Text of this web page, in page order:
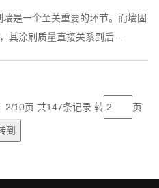
是一个至关重要的环节。而墙固
其涂刷质量直接关系到后...
2/10页 共147条记录 转 页